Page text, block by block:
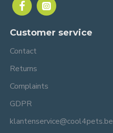
Customer service
Contact
Returns
Complaints
GDPR
klantenservice@cool4pets.be